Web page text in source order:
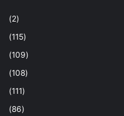
(2)
(115)
(109)
(108)
(111)
(86)